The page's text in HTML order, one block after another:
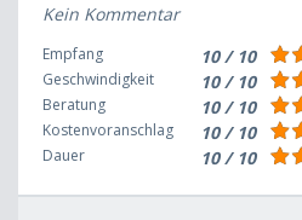
Kein Kommentar
Empfang 10 / 10
Geschwindigkeit 10 / 10
Beratung 10 / 10
Kostenvoranschlag 10 / 10
Dauer 10 / 10